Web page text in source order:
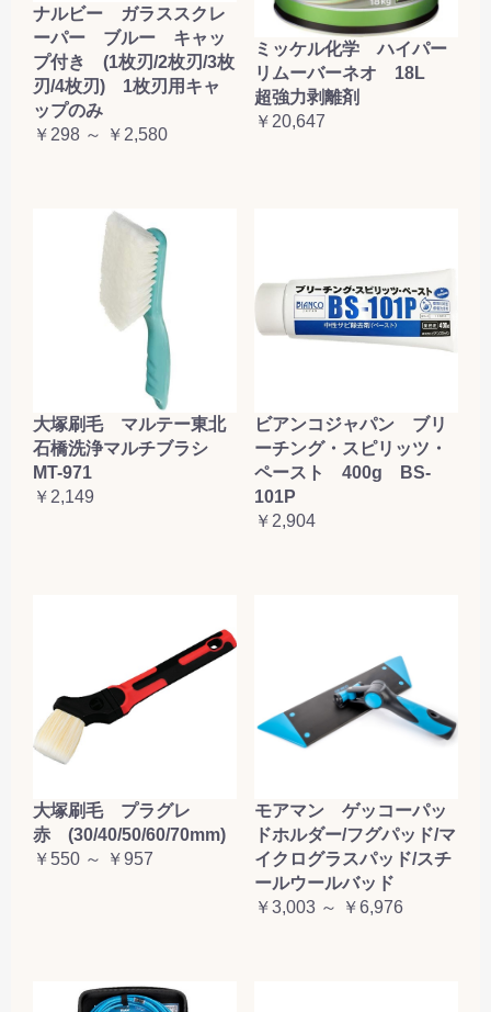
ナルビー ガラススクレ
ーパー ブルー キャッ
プ付き (1枚刃/2枚刃/3枚
刃/4枚刃) 1枚刃用キャ
ップのみ
￥298 ～ ￥2,580
ミッケル化学 ハイパー
リムーバーネオ 18L
超強力剥離剤
￥20,647
大塚刷毛 マルテー東北
石橋洗浄マルチブラシ
MT-971
￥2,149
ビアンコジャパン ブリ
ーチング・スピリッツ・
ペースト 400g BS-
101P
￥2,904
大塚刷毛 プラグレ
赤 (30/40/50/60/70mm)
￥550 ～ ￥957
モアマン ゲッコーパッ
ドホルダー/フグパッド/マ
イクログラスパッド/スチ
ールウールバッド
￥3,003 ～ ￥6,976